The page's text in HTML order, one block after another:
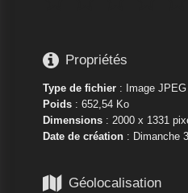
 Propriétés
Type de fichier: Image JPEG
Poids: 652,54 Ko
Dimensions: 2000 x 1331
Date de création: Dimanche
 Géolocalisation